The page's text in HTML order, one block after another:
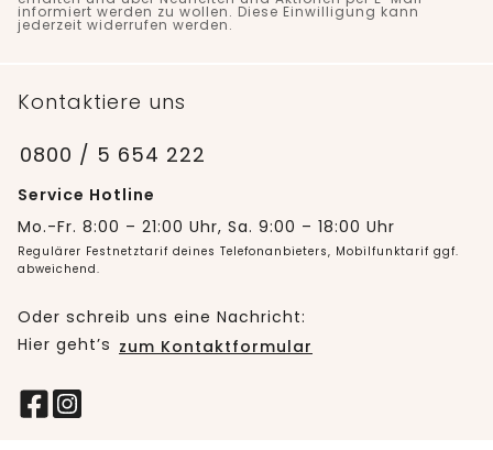
informiert werden zu wollen. Diese Einwilligung kann
jederzeit widerrufen werden.
Kontaktiere uns
0800 / 5 654 222
Service Hotline
Mo.-Fr. 8:00 – 21:00 Uhr, Sa. 9:00 – 18:00 Uhr
Regulärer Festnetztarif deines Telefonanbieters, Mobilfunktarif ggf.
abweichend.
Oder schreib uns eine Nachricht:
Hier geht’s zum Kontaktformular